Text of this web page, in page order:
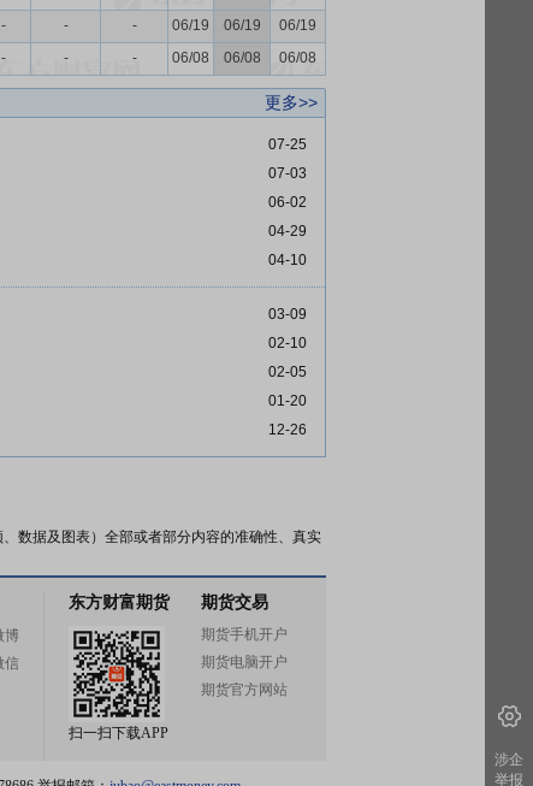
- - - 06/19 06/19
06/19
- - - 06/08 06/08 06/08
更多>>
07-25
07-03
06-02
04-29
04-10
03-09
02-10
02-05
01-20
12-26
数据及图表）全部或者部分内容的准确性、真实
博
信
东方财富期货
扫一扫下载APP
期货交易
期货手机开户
期货电脑开户
期货官方网站
涉企
举报